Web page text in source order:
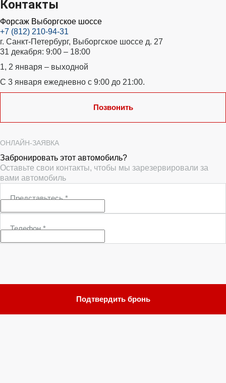
Контакты
Форсаж Выборгское шоссе
+7 (812) 210-94-31
г. Санкт-Петербург, Выборгское шоссе д. 27
31 декабря: 9:00 – 18:00
1, 2 января – выходной
С 3 января ежедневно с 9:00 до 21:00.
Позвонить
ОНЛАЙН-ЗАЯВКА
Забронировать этот автомобиль?
Оставьте свои контакты, чтобы мы зарезервировали за
вами автомобиль
Представьтесь*
Телефон*
Подтвердить бронь